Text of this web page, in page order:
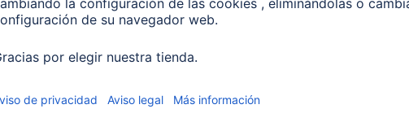
"DR200BT", FM / DAB / DAB+ /
Bluetooth® / batería
00173191
69,99 EUR
DR5BT
44,95 EUR